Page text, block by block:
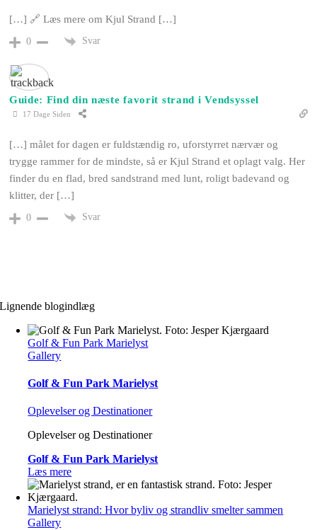
[…] 🔗 Læs mere om Kjul Strand […]
0 Svar
Guide: Find din næste favorit strand i Vendsyssel
17 Dage Siden
[…] målet for dagen er fuldstændig ro, uforstyrret nærvær og
trygge rammer for de mindste, så er Kjul Strand et oplagt valg. Her
finder du en flad, bred sandstrand med lunt, roligt badevand og
klitter, der […]
0 Svar
Lignende blogindlæg
Golf & Fun Park Marielyst
Gallery
Golf & Fun Park Marielyst
Oplevelser og Destinationer
Oplevelser og Destinationer
Golf & Fun Park Marielyst
Læs mere
Marielyst strand: Hvor byliv og strandliv smelter sammen
Gallery